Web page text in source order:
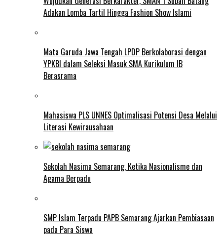
Adakan Lomba Tartil Hingga Fashion Show Islami
Mata Garuda Jawa Tengah LPDP Berkolaborasi dengan
YPKBI dalam Seleksi Masuk SMA Kurikulum IB
Berasrama
Mahasiswa PLS UNNES Optimalisasi Potensi Desa Melalui
Literasi Kewirausahaan
Sekolah Nasima Semarang, Ketika Nasionalisme dan
Agama Berpadu
SMP Islam Terpadu PAPB Semarang Ajarkan Pembiasaan
pada Para Siswa